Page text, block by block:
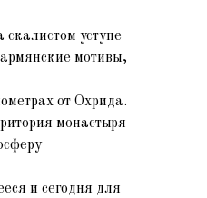
уступе
мотивы,
от Охрида.
монастыря
и сегодня для